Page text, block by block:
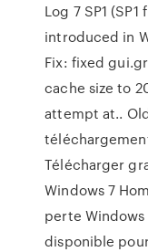
Log 7 SP1
introduced in
Fix: fixed
cache size to
attempt at..
Télécharger
Windows 7
perte Windows
disponible